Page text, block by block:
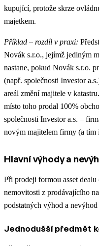
kupující, protože skrze
majetkem.
Příklad – rozdíl v praxi:
Novák s.r.o., jejímž jediným
nastane, pokud Novák s.r.o.
(např. společnosti Investor
areál změní majitele v
místo toho prodal 100%
společnosti Investor a.s. –
novým majitelem firmy (a tím
Hlavní výhody a
Při prodeji formou asset
nemovitosti z prodávajícího
podstatných výhod a
Jednodušší předmět